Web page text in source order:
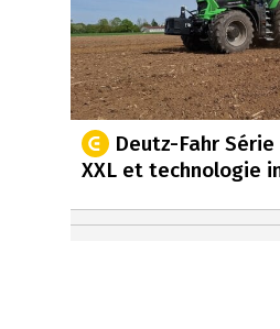
Deutz-Fahr Série
XXL et technologie